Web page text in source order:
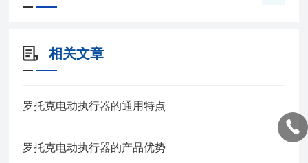
相关文章
罗托克电动执行器的通用特点
罗托克电动执行器的产品优势